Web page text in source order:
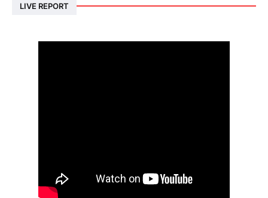
LIVE REPORT